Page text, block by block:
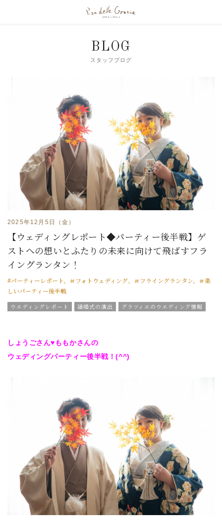
BLOG
スタッフブログ
2025年12月5日（金）
【ウェディングレポート◆パーティー後半戦】ゲ
ストへの想いとふたりの未来に向けて飛ばすフラ
イングランタン！
#パーティーレポート、＃フォトウェディング、＃フライングランタン、＃楽
しいパーティー後半戦
ウエディングレポート 結婚式の演出
グラツィエのウエディング情報
しょうごさん♥ももかさんの
ウェディングパーティー後半戦！(^^)